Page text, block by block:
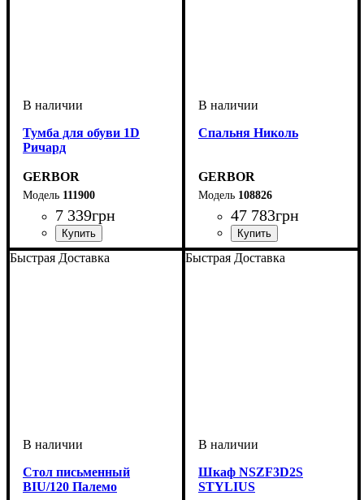
Тумба для обуви 1D
Ричард
GERBOR
111900
7 339грн
Спальня Николь
GERBOR
108826
47 783грн
Быстрая Доставка
Cтол письменный
BIU/120 Палемо
Быстрая Доставка
Шкаф NSZF3D2S
STYLIUS